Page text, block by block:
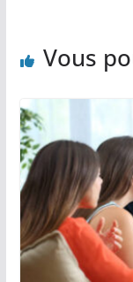
Vous